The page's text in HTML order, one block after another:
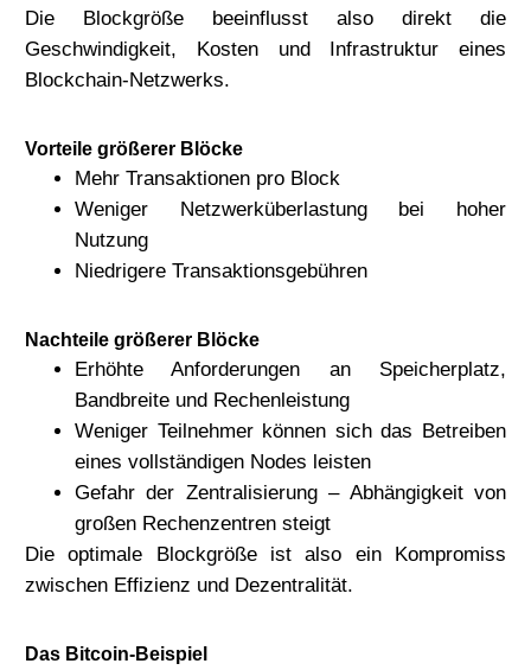
Die Blockgröße beeinflusst also direkt die
Geschwindigkeit, Kosten und Infrastruktur eines
Blockchain-Netzwerks.
Vorteile größerer Blöcke
Mehr Transaktionen pro Block
Weniger Netzwerküberlastung bei hoher
Nutzung
Niedrigere Transaktionsgebühren
Nachteile größerer Blöcke
Erhöhte Anforderungen an Speicherplatz,
Bandbreite und Rechenleistung
Weniger Teilnehmer können sich das Betreiben
eines vollständigen Nodes leisten
Gefahr der Zentralisierung – Abhängigkeit von
großen Rechenzentren steigt
Die optimale Blockgröße ist also ein Kompromiss
zwischen Effizienz und Dezentralität.
Das Bitcoin-Beispiel